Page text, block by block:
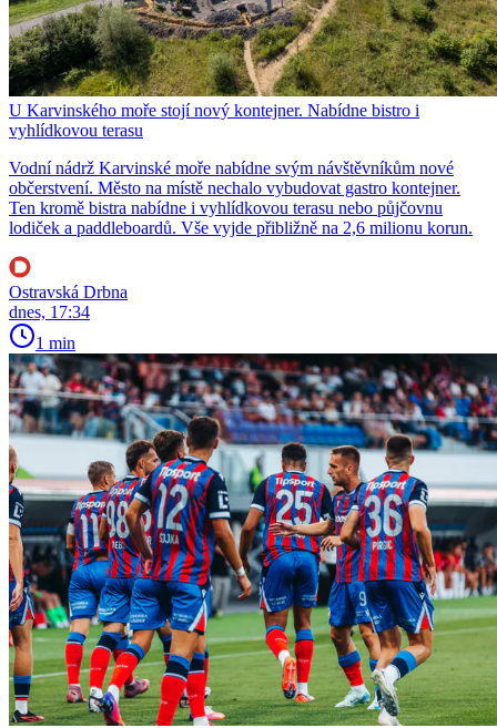
U Karvinského moře stojí nový kontejner. Nabídne bistro i
vyhlídkovou terasu
Vodní nádrž Karvinské moře nabídne svým návštěvníkům nové
občerstvení. Město na místě nechalo vybudovat gastro kontejner.
Ten kromě bistra nabídne i vyhlídkovou terasu nebo půjčovnu
lodiček a paddleboardů. Vše vyjde přibližně na 2,6 milionu korun.
Ostravská Drbna
dnes, 17:34
1 min